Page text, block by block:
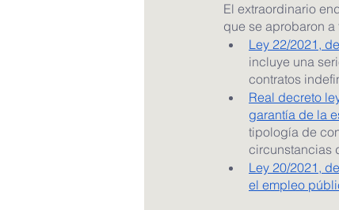
El extraordinario
que se aprobaron
Ley 22/2021,
incluye una
contratos
Real decreto
garantía de la
tipología de
circunstancias
Ley 20/2021,
el empleo